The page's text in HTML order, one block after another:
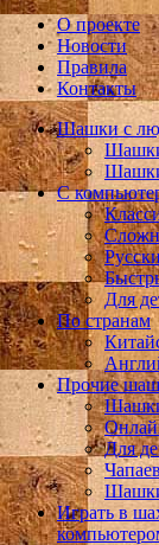
О проекте
Новости
Правила
Контакты
Шашки с
С
Для
По странам
Прочие
Шашки
Для
Шашки
Играть в